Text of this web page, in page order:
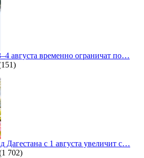
августа временно ограничат по…
с 1 августа увеличит с…
702)